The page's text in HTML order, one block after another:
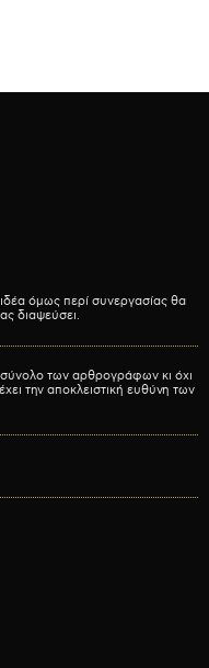
όμως περί συνεργασίας θα
διαψεύσει.
των αρθρογράφων κι όχι
την αποκλειστική ευθύνη των